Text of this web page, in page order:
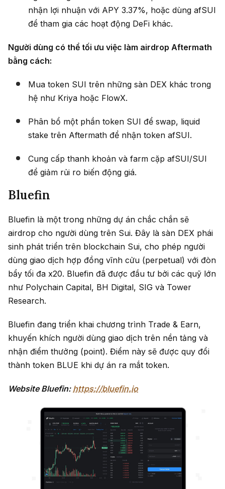
nhận lợi nhuận với APY 3.37%, hoặc dùng afSUI
để tham gia các hoạt động DeFi khác.
Người dùng có thể tối ưu việc làm airdrop Aftermath
bằng cách:
Mua token SUI trên những sàn DEX khác trong
hệ như Kriya hoặc FlowX.
Phân bổ một phần token SUI để swap, liquid
stake trên Aftermath để nhận token afSUI.
Cung cấp thanh khoản và farm cặp afSUI/SUI
để giảm rủi ro biến động giá.
Bluefin
Bluefin là một trong những dự án chắc chắn sẽ
airdrop cho người dùng trên Sui. Đây là sàn DEX phái
sinh phát triển trên blockchain Sui, cho phép người
dùng giao dịch hợp đồng vĩnh cửu (perpetual) với đòn
bẩy tối đa x20. Bluefin đã được đầu tư bởi các quỹ lớn
như Polychain Capital, BH Digital, SIG và Tower
Research.
Bluefin đang triển khai chương trình Trade & Earn,
khuyến khích người dùng giao dịch trên nền tảng và
nhận điểm thưởng (point). Điểm này sẽ được quy đổi
thành token BLUE khi dự án ra mắt token.
Website Bluefin: https://bluefin.io